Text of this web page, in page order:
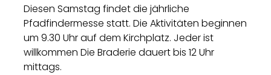
Unternehmen
BIZ Bruinisse
Neuigkeiten einreichen
Diesen Samstag findet die jährliche
Pfadfindermesse statt. Die Aktivitäten beginnen
um 9.30 Uhr auf dem Kirchplatz. Jeder ist
willkommen Die Braderie dauert bis 12 Uhr
mittags.